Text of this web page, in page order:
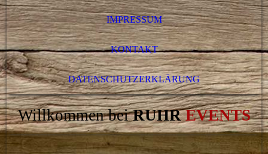
IMPRESSUM
KONTAKT
DATENSCHUTZERKLÄRUNG
Willkommen beiRUHREVENTS